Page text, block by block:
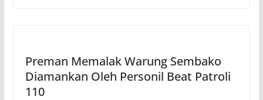
Preman Memalak Warung Sembako
Diamankan Oleh Personil Beat Patroli
110